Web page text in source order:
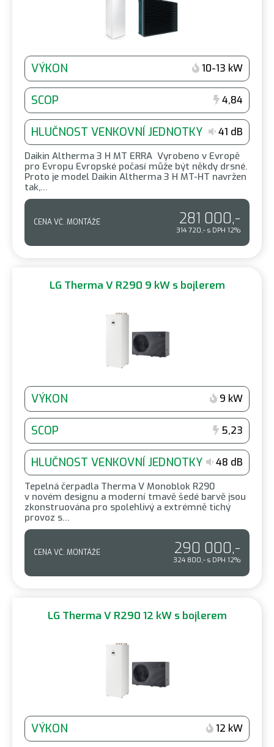
VÝKON 10-13 kW
SCOP 4,84
HLUČNOST VENKOVNÍ JEDNOTKY 41 dB
Daikin Altherma 3 H MT ERRA Vyrobeno v Evropě
pro Evropu Evropské počasí může být někdy drsné.
Proto je model Daikin Altherma 3 H MT-HT navržen
tak,…
CENA VČ. MONTÁŽE 281 000,-
314 720,- s DPH 12%
LG Therma V R290 9 kW s bojlerem
VÝKON 9 kW
SCOP 5,23
HLUČNOST VENKOVNÍ JEDNOTKY 48 dB
Tepelná čerpadla Therma V Monoblok R290
v novém designu a moderní tmavě šedé barvě jsou
zkonstruována pro spolehlivý a extrémně tichý
provoz s…
CENA VČ. MONTÁŽE 290 000,-
324 800,- s DPH 12%
LG Therma V R290 12 kW s bojlerem
VÝKON 12 kW